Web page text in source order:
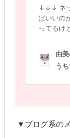
▼ブログ系の